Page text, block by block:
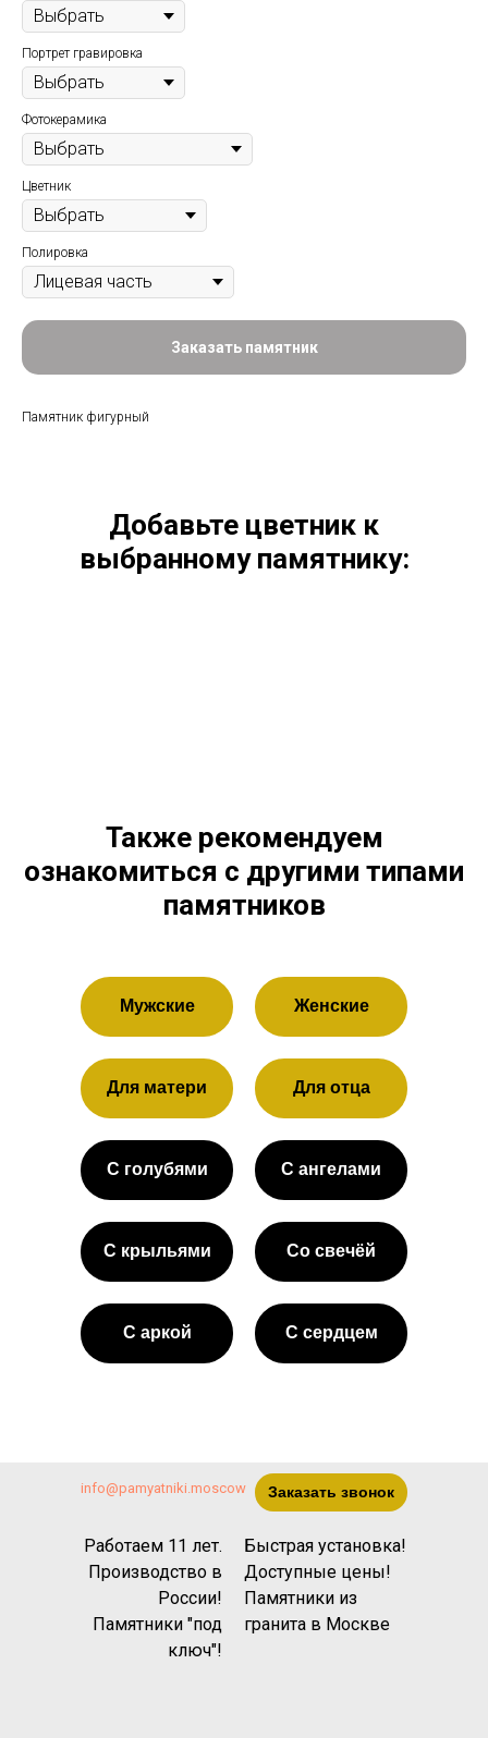
Портрет гравировка
Фотокерамика
Цветник
Полировка
Заказать памятник
Памятник фигурный
Добавьте цветник к
выбранному памятнику:
Также рекомендуем
ознакомиться с другими типами
памятников
Мужские Женские
Для отца
Для матери
С ангелами
С голубями
Со свечёй
С сердцем
С аркой
С крыльями
Работаем 11 лет.
Производство в
России!
Памятники "под
ключ"!
info@pamyatniki.moscow
Быстрая установка!
Доступные цены!
Памятники из
гранита в Москве
Заказать звонок